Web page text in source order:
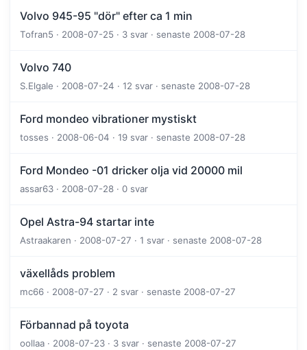
Volvo 945-95 "dör" efter ca 1 min
Tofran5 · 2008-07-25 · 3 svar · senaste 2008-07-28
Volvo 740
S.Elgale · 2008-07-24 · 12 svar · senaste 2008-07-28
Ford mondeo vibrationer mystiskt
tosses · 2008-06-04 · 19 svar · senaste 2008-07-28
Ford Mondeo -01 dricker olja vid 20000 mil
assar63 · 2008-07-28 · 0 svar
Opel Astra-94 startar inte
Astraakaren · 2008-07-27 · 1 svar · senaste 2008-07-28
växellåds problem
mc66 · 2008-07-27 · 2 svar · senaste 2008-07-27
Förbannad på toyota
oollaa · 2008-07-23 · 3 svar · senaste 2008-07-27